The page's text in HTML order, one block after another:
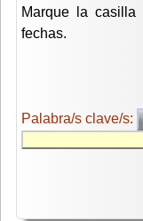
Marque la
fechas.
Palabra/s clave/s: